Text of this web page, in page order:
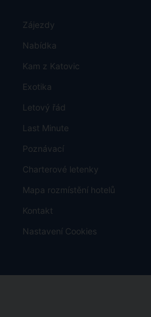
Zájezdy
Nabídka
Kam z Katovic
Exotika
Letový řád
Last Minute
Poznávací
Charterové letenky
Mapa rozmístění hotelů
Kontakt
Nastavení Cookies